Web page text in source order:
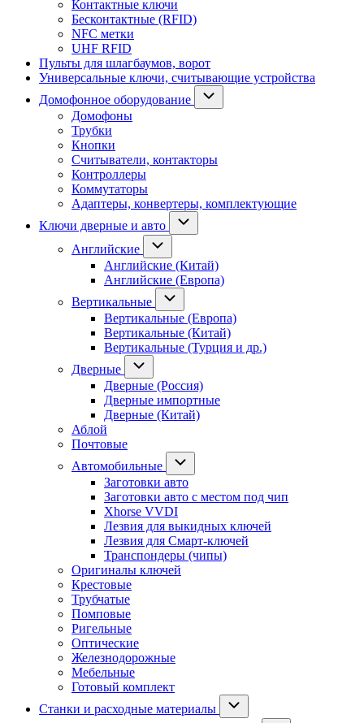
Контактные ключи
Бесконтактные (RFID)
NFC метки
UHF RFID
Пульты для шлагбаумов, ворот
Универсальные ключи, считывающие устройства
Домофонное оборудование
Домофоны
Трубки
Кнопки
Считыватели, контакторы
Контроллеры
Коммутаторы
Адаптеры, конвертеры, комплектующие
Ключи дверные и авто
Английские
Английские (Китай)
Английские (Европа)
Вертикальные
Вертикальные (Европа)
Вертикальные (Китай)
Вертикальные (Турция и др.)
Дверные
Дверные (Россия)
Дверные импортные
Дверные (Китай)
Аблой
Почтовые
Автомобильные
Заготовки авто
Заготовки авто с местом под чип
Xhorse VVDI
Лезвия для выкидных ключей
Лезвия для Смарт-ключей
Транспондеры (чипы)
Оригиналы ключей
Крестовые
Трубчатые
Помповые
Ригельные
Оптические
Железнодорожные
Мебельные
Готовый комплект
Станки и расходные материалы